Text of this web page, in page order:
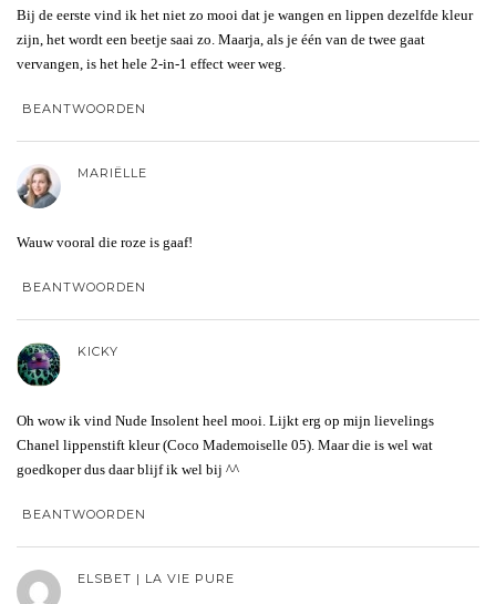
Bij de eerste vind ik het niet zo mooi dat je wangen en lippen dezelfde kleur
zijn, het wordt een beetje saai zo. Maarja, als je één van de twee gaat
vervangen, is het hele 2-in-1 effect weer weg.
BEANTWOORDEN
MARIËLLE
Wauw vooral die roze is gaaf!
BEANTWOORDEN
KICKY
Oh wow ik vind Nude Insolent heel mooi. Lijkt erg op mijn lievelings
Chanel lippenstift kleur (Coco Mademoiselle 05). Maar die is wel wat
goedkoper dus daar blijf ik wel bij ^^
BEANTWOORDEN
ELSBET | LA VIE PURE